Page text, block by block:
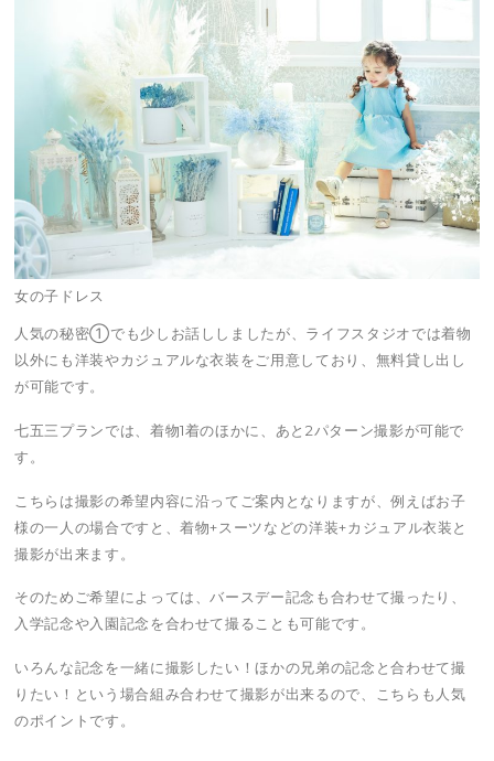
女の子ドレス
人気の秘密①でも少しお話ししましたが、ライフスタジオでは着物
以外にも洋装やカジュアルな衣装をご用意しており、無料貸し出し
が可能です。
七五三プランでは、着物1着のほかに、あと2パターン撮影が可能で
す。
こちらは撮影の希望内容に沿ってご案内となりますが、例えばお子
様の一人の場合ですと、着物+スーツなどの洋装+カジュアル衣装と
撮影が出来ます。
そのためご希望によっては、バースデー記念も合わせて撮ったり、
入学記念や入園記念を合わせて撮ることも可能です。
いろんな記念を一緒に撮影したい！ほかの兄弟の記念と合わせて撮
りたい！という場合組み合わせて撮影が出来るので、こちらも人気
のポイントです。